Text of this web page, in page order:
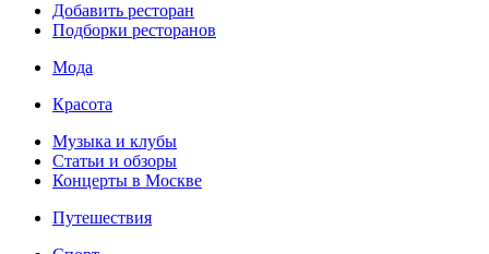
Добавить ресторан
Подборки ресторанов
Мода
Красота
Музыка и клубы
Статьи и обзоры
Концерты в Москве
Путешествия